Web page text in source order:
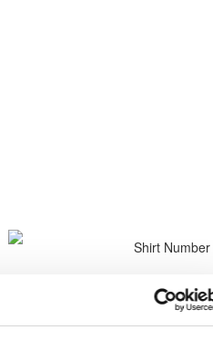
Shirt Number
14